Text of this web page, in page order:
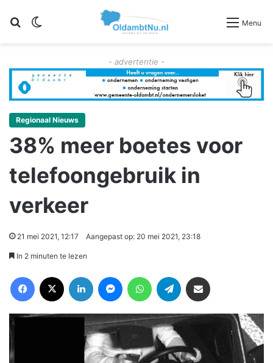
Zoeken Menu
- advertentie -
Regionaal Nieuws
38% meer boetes voor
telefoongebruik in
verkeer
21 mei 2021, 12:17 Aangepast op: 20 mei 2021, 23:18
In 2 minuten te lezen